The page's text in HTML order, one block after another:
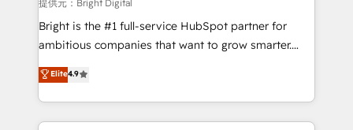
RevOps and AI-driven sales enablement • Website
design and CMS development • ERP integration: SAP,
and CRM migration from any platform •
Client/member portals built on HubSpot • Custom
提供元：Bright Digital
Bright is the #1 full-service HubSpot partner for
ambitious companies that want to grow smarter.
From HubSpot onboarding, to training, from
developing a new website to lead generation and
digital marketing; we do it all (and with great
results)! In short, our services include: - HubSpot
Elite4.9